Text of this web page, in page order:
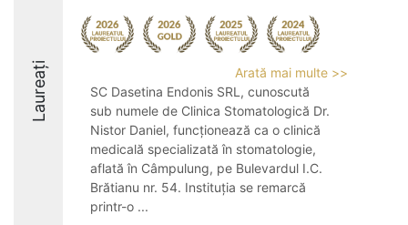
Laureați
Arată mai multe >>
SC Dasetina Endonis SRL, cunoscută
sub numele de Clinica Stomatologică Dr.
Nistor Daniel, funcționează ca o clinică
medicală specializată în stomatologie,
aflată în Câmpulung, pe Bulevardul I.C.
Brătianu nr. 54. Instituția se remarcă
printr-o ...